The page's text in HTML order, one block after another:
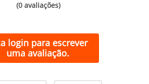
(0 avaliações)
login para escrever
uma avaliação.